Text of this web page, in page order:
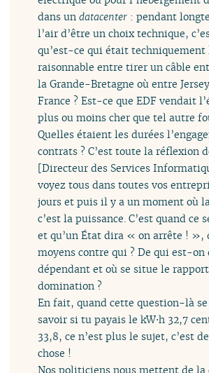
dans undatacenter : pendant
l’air d’être un choix technique,
qu’est-ce qui était techniquement
raisonnable entre tirer un câble
la Grande-Bretagne où entre
France ? Est-ce que EDF vendait
plus ou moins cher que tel autre
Quelles étaient les durées
contrats ? C’est toute la réflexion
[Directeur des Services
voyez tous dans toutes vos
jours et puis il y a un moment où
c’est la puissance. C’est quand ce
et qu’un État dira « on arrête ! »,
moyens contre qui ? De qui est-on
dépendant et où se situe le
domination ?
En fait, quand cette question-là se
savoir si tu payais le kW⋅h 32,7
33,8, ce n’est plus le sujet, c’est
chose !
Nos politiciens nous mettent de